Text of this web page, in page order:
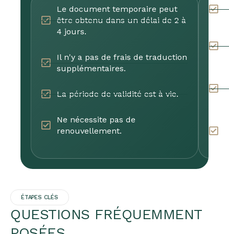
Le document temporaire peut
être obtenu dans un délai de 2 à
4 jours.
Il n'y a pas de frais de traduction
supplémentaires.
La période de validité est à vie.
Ne nécessite pas de
renouvellement.
ÉTAPES CLÉS
QUESTIONS FRÉQUEMMENT